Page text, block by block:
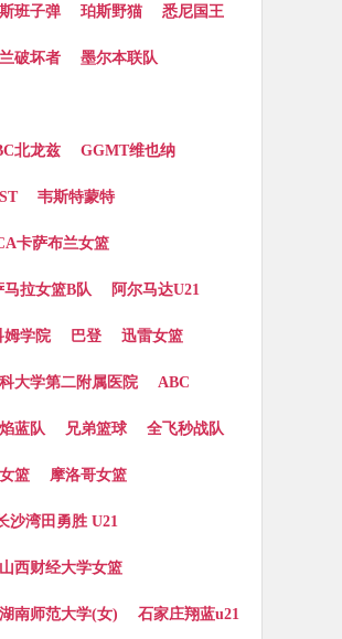
班子弹 珀斯野猫 悉尼国王
破坏者 墨尔本联队
北龙兹 GGMT维也纳
ST 韦斯特蒙特
卡萨布兰女篮
马拉女篮B队 阿尔马达U21
姆学院 巴登 迅雷女篮
大学第二附属医院 ABC
蓝队 兄弟篮球 全飞秒战队
篮 摩洛哥女篮
沙湾田勇胜 U21
山西财经大学女篮
湖南师范大学(女) 石家庄翔蓝u21